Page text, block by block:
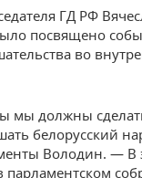
ГД РФ
посвящено
во
мы должны
белорусский
Володин. — В
парламентском